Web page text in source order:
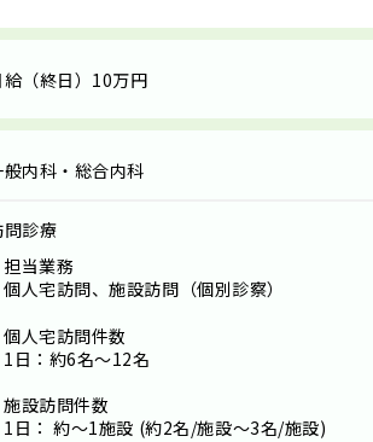
給（終日）10万円
般内科・総合内科
問診療
担当業務
個人宅訪問、施設訪問（個別診察）
個人宅訪問件数
1日：約6名～12名
施設訪問件数
1日： 約～1施設 (約2名/施設～3名/施設)